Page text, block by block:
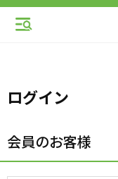
ログイン
会員のお客様